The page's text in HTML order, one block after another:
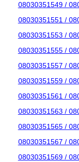
08030351549 /
08030351551 /
08030351553 /
08030351555 /
08030351557 /
08030351559 /
08030351561 /
08030351563 /
08030351565 /
08030351567 /
08030351569 /